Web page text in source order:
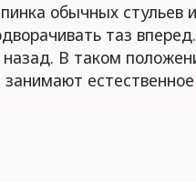
обычных стульев
таз
назад. В таком
занимают